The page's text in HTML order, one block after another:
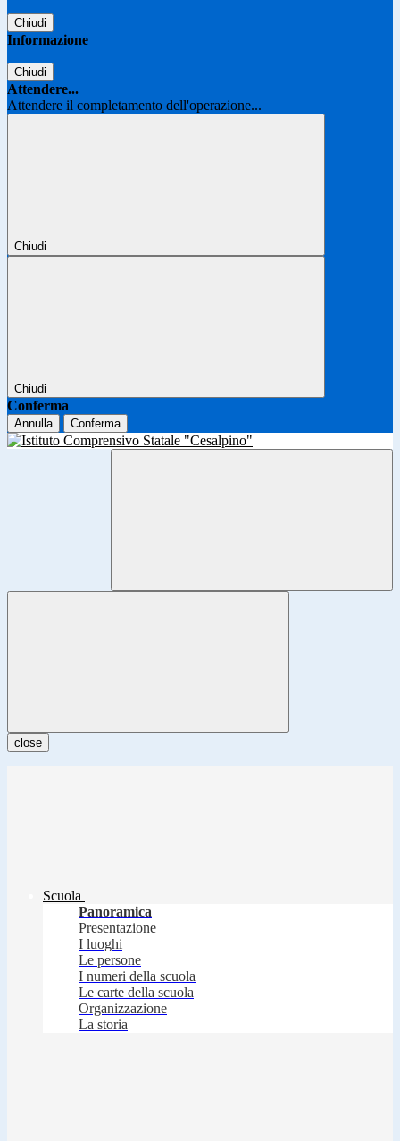
Chiudi
Informazione
Chiudi
Attendere...
Attendere il completamento dell'operazione...
Chiudi
Chiudi
Conferma
Annulla Conferma
close
Scuola
Panoramica
Presentazione
I luoghi
Le persone
I numeri della scuola
Le carte della scuola
Organizzazione
La storia